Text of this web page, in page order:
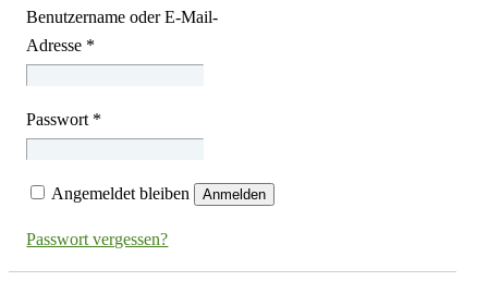
Benutzername oder E-Mail-
Adresse *
Passwort *
Angemeldet bleiben Anmelden
Passwort vergessen?